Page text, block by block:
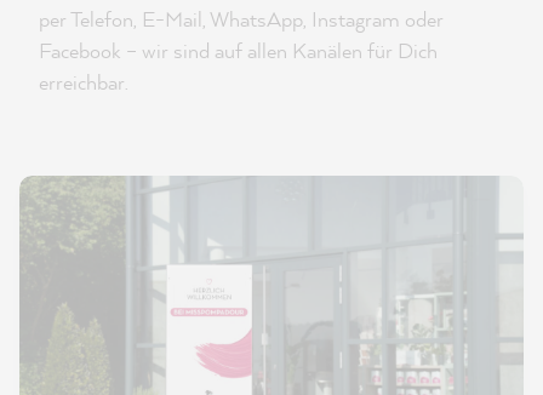
per Telefon, E-Mail, WhatsApp, Instagram oder
Facebook – wir sind auf allen Kanälen für Dich
erreichbar.